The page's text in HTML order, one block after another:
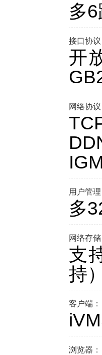
多
接口协
开
网络协
用户管
多
网络存
支
持
客户端：
浏览器：